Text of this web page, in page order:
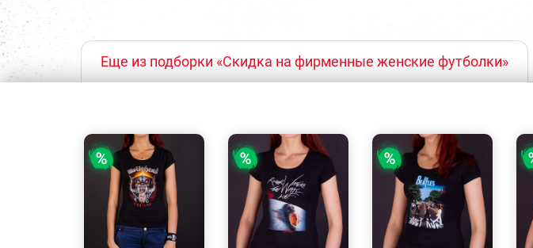
Еще из подборки «Скидка на фирменные женские футболки»